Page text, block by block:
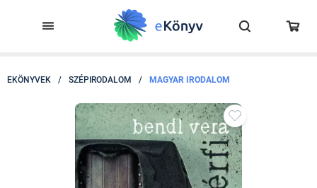
EKÖNYVEK / SZÉPIRODALOM / MAGYAR IRODALOM